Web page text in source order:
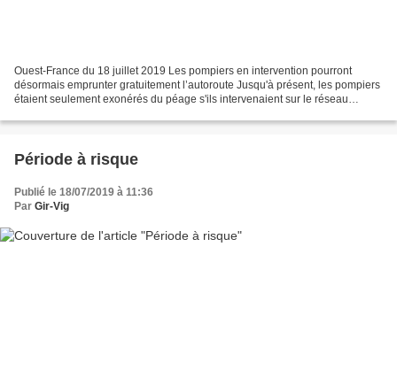
Ouest-France du 18 juillet 2019 Les pompiers en intervention pourront
désormais emprunter gratuitement l’autoroute Jusqu'à présent, les pompiers
étaient seulement exonérés du péage s'ils intervenaient sur le réseau
Période à risque
Publié le 18/07/2019 à 11:36
Par Gir-Vig